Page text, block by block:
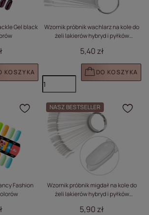
Gel black
KOSZYKA
Wzornik próbnik wachlarz na kole do
żeli lakierów hybryd i pyłków
5,40 zł
DO KOSZYKA
Fashion
Kliknij, aby dodać
NASZ BESTSELLER
Wzornik próbnik migdał na kole do
żeli lakierów hybryd i pyłków
5,90 zł